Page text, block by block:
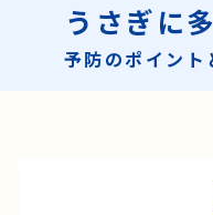
うさぎに
予防のポイント